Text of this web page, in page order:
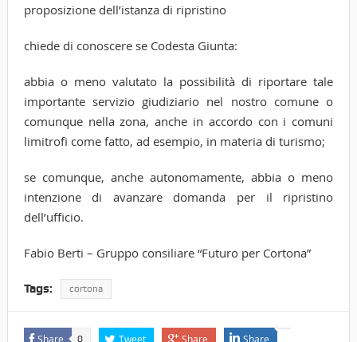
proposizione dell’istanza di ripristino
chiede di conoscere se Codesta Giunta:
abbia o meno valutato la possibilità di riportare tale
importante servizio giudiziario nel nostro comune o
comunque nella zona, anche in accordo con i comuni
limitrofi come fatto, ad esempio, in materia di turismo;
se comunque, anche autonomamente, abbia o meno
intenzione di avanzare domanda per il ripristino
dell’ufficio.
Fabio Berti – Gruppo consiliare “Futuro per Cortona”
Tags: cortona
Share 0 Tweet Share Share